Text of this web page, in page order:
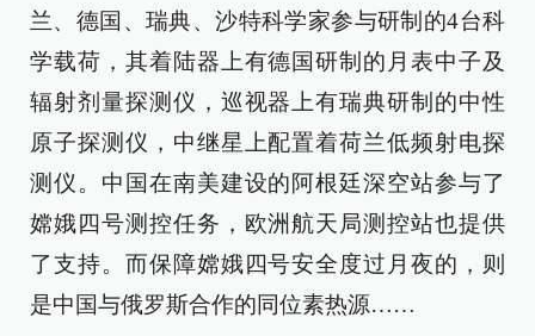
兰、德国、瑞典、沙特科学家参与研制的4台科
学载荷，其着陆器上有德国研制的月表中子及
辐射剂量探测仪，巡视器上有瑞典研制的中性
原子探测仪，中继星上配置着荷兰低频射电探
测仪。中国在南美建设的阿根廷深空站参与了
嫦娥四号测控任务，欧洲航天局测控站也提供
了支持。而保障嫦娥四号安全度过月夜的，则
是中国与俄罗斯合作的同位素热源……